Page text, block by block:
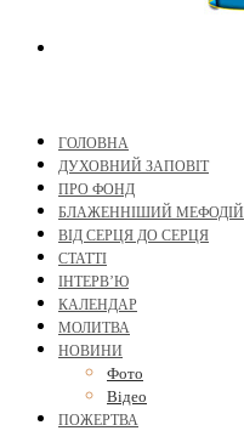
ГОЛОВНА
ДУХОВНИЙ ЗАПОВІТ
ПРО ФОНД
БЛАЖЕННІШИЙ МЕФОДІЙ
ВІД СЕРЦЯ ДО СЕРЦЯ
СТАТТІ
ІНТЕРВ’Ю
КАЛЕНДАР
МОЛИТВА
НОВИНИ
Фото
Відео
ПОЖЕРТВА